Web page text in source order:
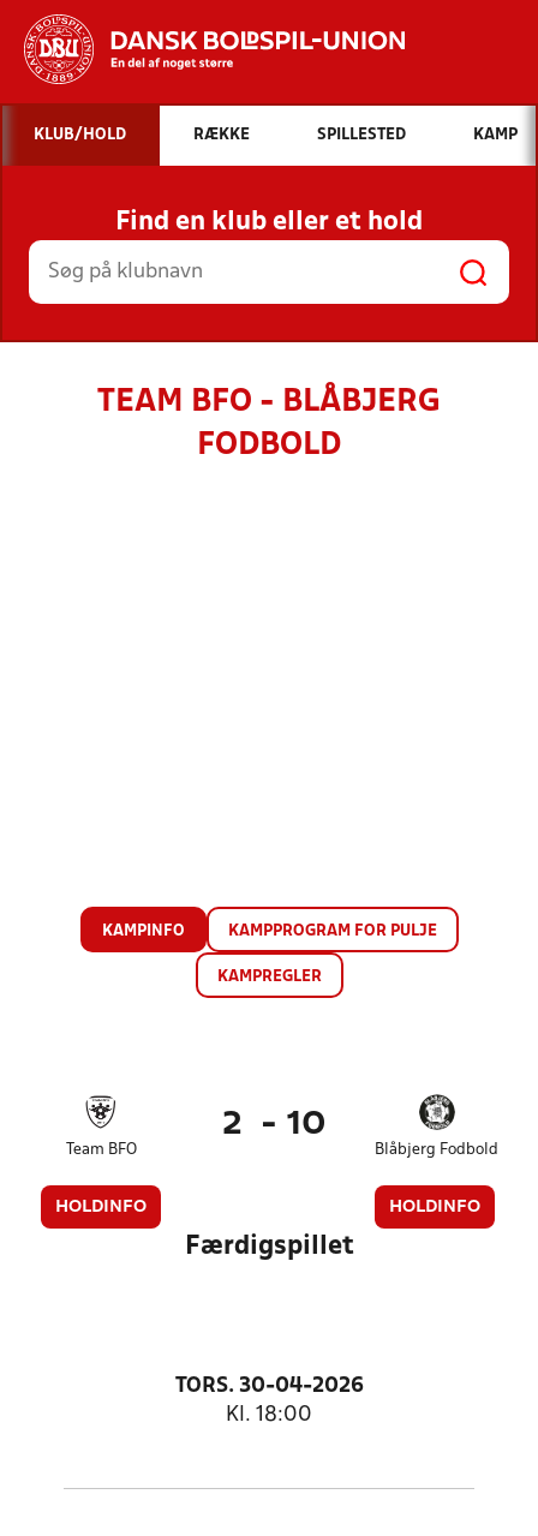
Hvad vil du søge efter?
INDHOLD OG NYHEDER
STILLINGER, RESULTATER, KLUBBER OG
HOLD
KLUB/HOLD RÆKKE SPILLESTED KAMP
Find en klub eller et hold
TEAM BFO - BLÅBJERG
FODBOLD
KAMPINFO KAMPPROGRAM FOR PULJE
KAMPREGLER
Team BFO
HOLDINFO
2 - 10
Blåbjerg Fodbold
HOLDINFO
Færdigspillet
TORS. 30-04-2026
Kl. 18:00